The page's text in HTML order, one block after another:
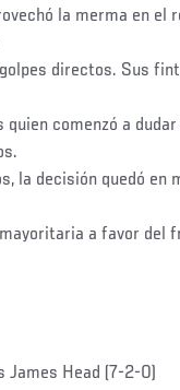
la merma en el
directos. Sus
quien comenzó a
la decisión quedó en
a favor del
James Head (7-2-0)